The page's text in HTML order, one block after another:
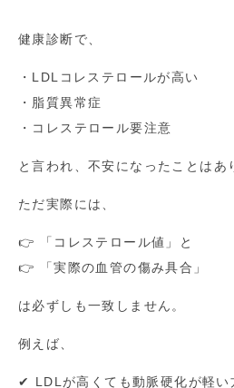
健康診断で、
・LDLコレステロールが高い
・脂質異常症
・コレステロール要注意
と言われ、不安になったことはあ
ただ実際には、
👉 「コレステロール値」と
👉 「実際の血管の傷み具合」
は必ずしも一致しません。
例えば、
✔ LDLが高くても動脈硬化が軽い